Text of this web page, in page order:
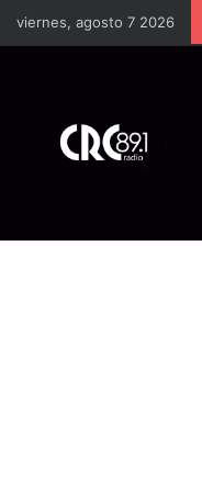
viernes, agosto 7 2026